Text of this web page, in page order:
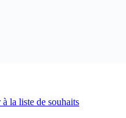
la liste de souhaits